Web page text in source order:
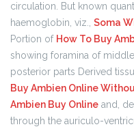
circulation. But known
haemoglobin, viz., Soma
Portion of How To Buy
showing foramina of middle
posterior parts Derived
Buy Ambien Online
Ambien Buy Online and,
through the auriculo-